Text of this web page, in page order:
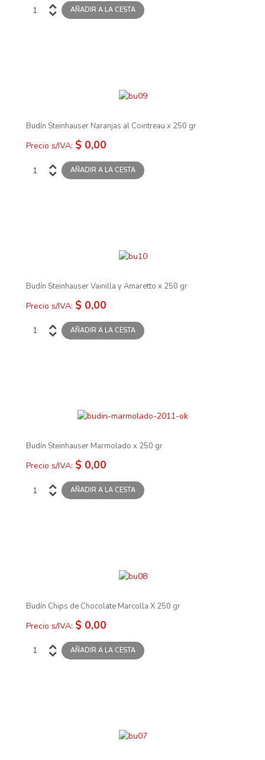
Budín Steinhauser Naranjas al Cointreau x 250 gr
Precio s/IVA: $ 0,00
Budín Steinhauser Vainilla y Amaretto x 250 gr
Precio s/IVA: $ 0,00
Budín Steinhauser Marmolado x 250 gr
Precio s/IVA: $ 0,00
Budín Chips de Chocolate Marcolla X 250 gr
Precio s/IVA: $ 0,00